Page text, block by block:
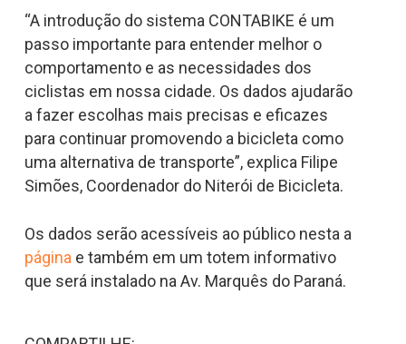
“A introdução do sistema CONTABIKE é um
passo importante para entender melhor o
comportamento e as necessidades dos
ciclistas em nossa cidade. Os dados ajudarão
a fazer escolhas mais precisas e eficazes
para continuar promovendo a bicicleta como
uma alternativa de transporte”, explica Filipe
Simões, Coordenador do Niterói de Bicicleta.
Os dados serão acessíveis ao público nesta a
página e também em um totem informativo
que será instalado na Av. Marquês do Paraná.